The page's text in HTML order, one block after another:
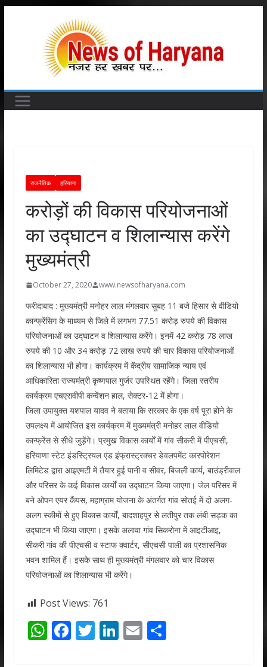
राजनैतिक हरियाणा
करोड़ों की विकास परियोजनाओं
का उद्घाटन व शिलान्यास करेंगे
मुख्यमंत्री
October 27, 2020 www.newsofharyana.com
फरीदाबाद : मुख्यमंत्री मनोहर लाल मंगलवार सुबह 11 बजे हिसार से वीडियो
कान्फ्रेंसिग के माध्यम से जिले में लगभग 77.51 करोड़ रुपये की विकास
परियोजनाओं का उद्घाटन व शिलान्यास करेंगे। इनमें 42 करोड़ 78 लाख
रुपये की 10 और 34 करोड़ 72 लाख रुपये की चार विकास परियोजनाओं
का शिलान्यास भी होगा। कार्यक्रम में केंद्रीय सामाजिक न्याय एवं
आधिकारिता राज्यमंत्री कृष्णपाल गुर्जर उपस्थित रहेंगे। जिला स्तरीय
कार्यक्रम एचएसवीपी कन्वेंशन हाल, सेक्टर-12 में होगा।
जिला उपायुक्त यशपाल यादव ने बताया कि सरकार के एक वर्ष पूरा होने के
उपलक्ष्य में आयोजित इस कार्यक्रम में मुख्यमंत्री मनोहर लाल वीडियो
कान्फ्रेंस से सीधे जुड़ेंगे। प्रमुख विकास कार्यों में गांव सीकरी में पीएचसी,
हरियाणा स्टेट इंडस्ट्रियल एंड इंफ्रास्ट्रक्चर डेवलपमेंट कारपोरेशन
लिमिटेड द्वारा आइएमटी में तैयार हुई पानी व सीवर, बिजली कार्य, बाउंड्रीवाल
और परिसर के कई विकास कार्यों का उद्घाटन किया जाएगा। जेल परिसर में
बने ओपन एयर कैंपस, महाग्राम योजना के अंतर्गत गांव सोतई में दो अलग-
अलग स्कीमों से हुए विकास कार्यों, बादशाहपुर से लतीपुर तक लंबी सड़क का
उद्घाटन भी किया जाएगा। इसके अलावा गांव सिकरोना में आइटीआइ,
सीकरी गांव की पीएचसी व स्टाफ क्वार्टर, सीएचसी पाली का प्रशासनिक
भवन शामिल हैं। इसके साथ ही मुख्यमंत्री मंगलवार को चार विकास
परियोजनाओं का शिलान्यास भी करेंगे।
Post Views: 761
W F T Li E S